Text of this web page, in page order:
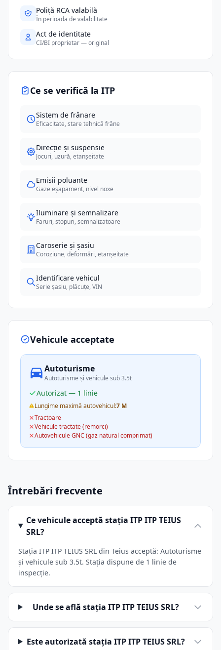
Poliță RCA valabilă
În perioada de valabilitate
Act de identitate
CI/BI proprietar — original
Ce se verifică la ITP
Sistem de frânare
Eficacitate, stare tehnică frâne
Direcție și suspensie
Jocuri, uzură, etanșeitate
Emisii poluante
Gaze eșapament, nivel noxe
Iluminare și semnalizare
Faruri, stopuri, semnalizatoare
Caroserie și șasiu
Coroziune, deformări, etanșeitate
Identificare vehicul
Serie șasiu, plăcuțe, VIN
Vehicule acceptate
Autoturisme
Autoturisme și vehicule sub 3.5t
Autorizat — 1 linie
Lungime maximă autovehicul:7 M
Tractoare
Vehicule tractate (remorci)
Autovehicule GNC (gaz natural comprimat)
Întrebări frecvente
Ce vehicule acceptă stația ITP ITP TEIUS
SRL?
Stația ITP ITP TEIUS SRL din Teius acceptă: Autoturisme
și vehicule sub 3.5t. Stația dispune de 1 linie de
inspecție.
Unde se află stația ITP ITP TEIUS SRL?
Este autorizată stația ITP ITP TEIUS SRL?